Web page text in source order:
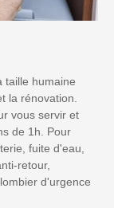
taille humaine
la rénovation.
vous servir et
de 1h. Pour
fuite d'eau,
retour,
d'urgence